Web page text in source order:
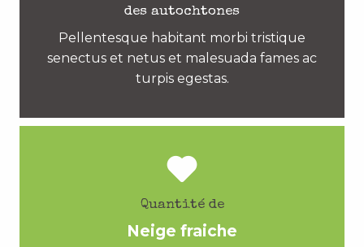
des autochtones
Pellentesque habitant morbi tristique
senectus et netus et malesuada fames ac
turpis egestas.
Quantité de
Neige fraiche